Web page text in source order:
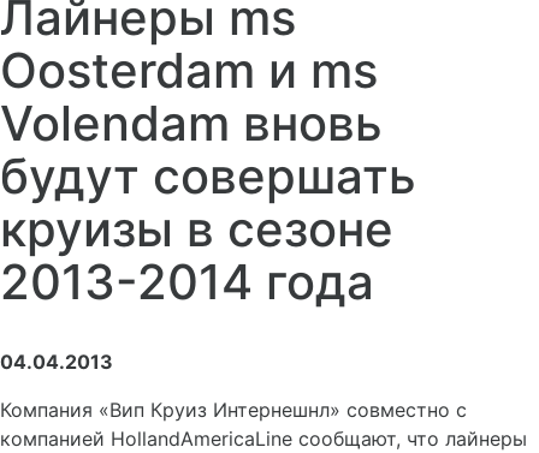
Лайнеры ms
Oosterdam и ms
Volendam вновь
будут совершать
круизы в сезоне
2013-2014 года
04.04.2013
Компания «Вип Круиз Интернешнл» совместно с
компанией HollandAmericaLine сообщают, что лайнеры